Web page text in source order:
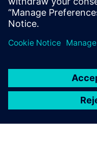
因とそのコストにつ
きるかについて掘り